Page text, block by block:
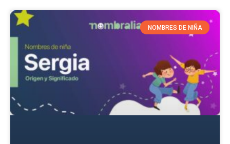
NOMBRES DE NIÑA